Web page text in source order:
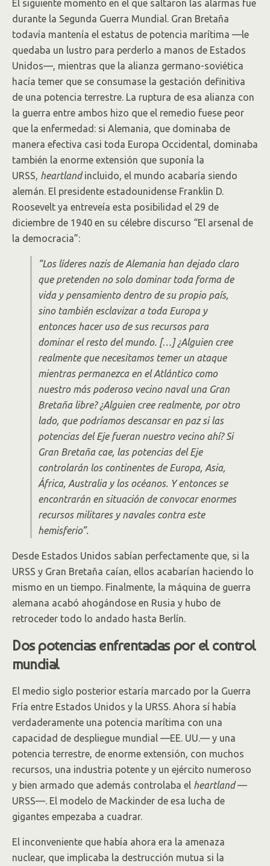
El siguiente momento en el que saltaron las alarmas fue
durante la Segunda Guerra Mundial. Gran Bretaña
todavía mantenía el estatus de potencia marítima —le
quedaba un lustro para perderlo a manos de Estados
Unidos—, mientras que la alianza germano-soviética
hacía temer que se consumase la gestación definitiva
de una potencia terrestre. La ruptura de esa alianza con
la guerra entre ambos hizo que el remedio fuese peor
que la enfermedad: si Alemania, que dominaba de
manera efectiva casi toda Europa Occidental, dominaba
también la enorme extensión que suponía la
URSS, heartlandincluido, el mundo acabaría siendo
alemán. El presidente estadounidense Franklin D.
Roosevelt ya entreveía esta posibilidad el 29 de
diciembre de 1940 en su célebre discurso “El arsenal de
la democracia”:
“Los líderes nazis de Alemania han dejado claro
que pretenden no solo dominar toda forma de
vida y pensamiento dentro de su propio país,
sino también esclavizar a toda Europa y
entonces hacer uso de sus recursos para
dominar el resto del mundo. […] ¿Alguien cree
realmente que necesitamos temer un ataque
mientras permanezca en el Atlántico como
nuestro más poderoso vecino naval una Gran
Bretaña libre? ¿Alguien cree realmente, por otro
lado, que podríamos descansar en paz si las
potencias del Eje fueran nuestro vecino ahí? Si
Gran Bretaña cae, las potencias del Eje
controlarán los continentes de Europa, Asia,
África, Australia y los océanos. Y entonces se
encontrarán en situación de convocar enormes
recursos militares y navales contra este
hemisferio”.
Desde Estados Unidos sabían perfectamente que, si la
URSS y Gran Bretaña caían, ellos acabarían haciendo lo
mismo en un tiempo. Finalmente, la máquina de guerra
alemana acabó ahogándose en Rusia y hubo de
retroceder todo lo andado hasta Berlín.
Dos potencias enfrentadas por el control
mundial
El medio siglo posterior estaría marcado por la Guerra
Fría entre Estados Unidos y la URSS. Ahora sí había
verdaderamente una potencia marítima con una
capacidad de despliegue mundial —EE. UU.— y una
potencia terrestre, de enorme extensión, con muchos
recursos, una industria potente y un ejército numeroso
y bien armado que además controlaba el heartland—
URSS—. El modelo de Mackinder de esa lucha de
gigantes empezaba a cuadrar.
El inconveniente que había ahora era la amenaza
nuclear, que implicaba la destrucción mutua si la